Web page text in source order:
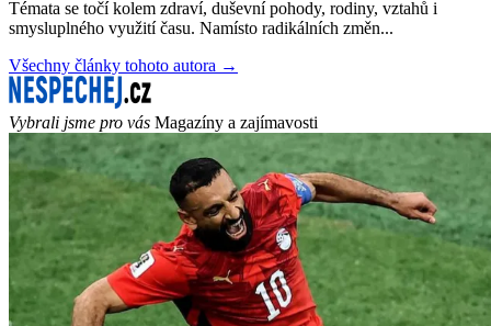
Témata se točí kolem zdraví, duševní pohody, rodiny, vztahů i
smysluplného využití času. Namísto radikálních změn...
Všechny články tohoto autora →
Vybrali jsme pro vás Magazíny a zajímavosti